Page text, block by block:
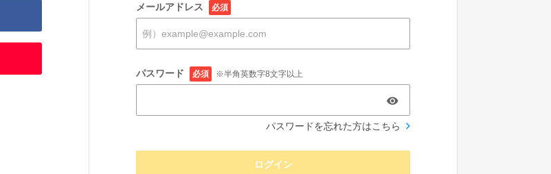
メールアドレス 必須
パスワード 必須 ※半角英数字8文字以上
パスワードを忘れた方はこちら
ログイン